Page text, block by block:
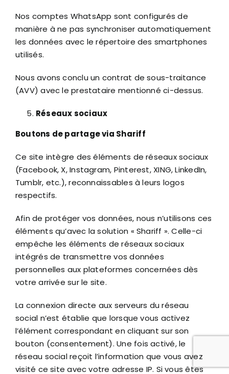
Nos comptes WhatsApp sont configurés de
manière à ne pas synchroniser automatiquement
les données avec le répertoire des smartphones
utilisés.
Nous avons conclu un contrat de sous-traitance
(AVV) avec le prestataire mentionné ci-dessus.
Réseaux sociaux
Boutons de partage via Shariff
Ce site intègre des éléments de réseaux sociaux
(Facebook, X, Instagram, Pinterest, XING, LinkedIn,
Tumblr, etc.), reconnaissables à leurs logos
respectifs.
Afin de protéger vos données, nous n’utilisons ces
éléments qu’avec la solution « Shariff ». Celle-ci
empêche les éléments de réseaux sociaux
intégrés de transmettre vos données
personnelles aux plateformes concernées dès
votre arrivée sur le site.
La connexion directe aux serveurs du réseau
social n’est établie que lorsque vous activez
l’élément correspondant en cliquant sur son
bouton (consentement). Une fois activé, le
réseau social reçoit l’information que vous avez
visité ce site avec votre adresse IP. Si vous êtes